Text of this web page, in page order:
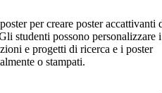
per creare poster accattivanti
studenti possono personalizzare i
e progetti di ricerca e i poster
o stampati.